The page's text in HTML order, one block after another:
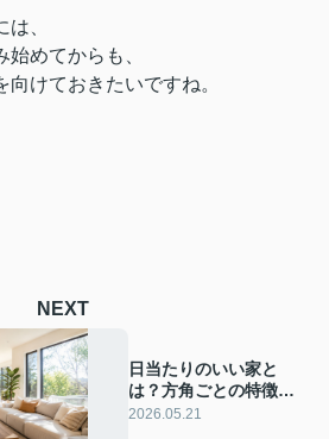
、
めてからも、
けておきたいですね。
NEXT
日当たりのいい家と
は？方角ごとの特徴・
メリットデメリット・
2026.05.21